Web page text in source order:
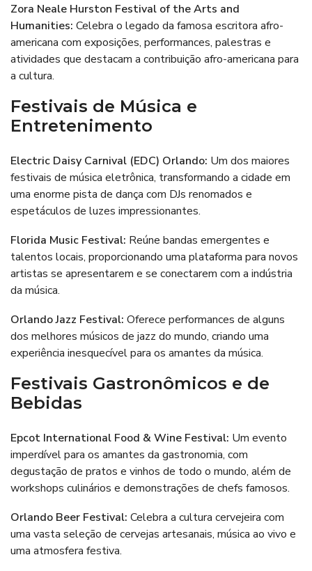
Zora Neale Hurston Festival of the Arts and
Humanities: Celebra o legado da famosa escritora afro-
americana com exposições, performances, palestras e
atividades que destacam a contribuição afro-americana para
a cultura.
Festivais de Música e
Entretenimento
Electric Daisy Carnival (EDC) Orlando: Um dos maiores
festivais de música eletrônica, transformando a cidade em
uma enorme pista de dança com DJs renomados e
espetáculos de luzes impressionantes.
Florida Music Festival: Reúne bandas emergentes e
talentos locais, proporcionando uma plataforma para novos
artistas se apresentarem e se conectarem com a indústria
da música.
Orlando Jazz Festival: Oferece performances de alguns
dos melhores músicos de jazz do mundo, criando uma
experiência inesquecível para os amantes da música.
Festivais Gastronômicos e de
Bebidas
Epcot International Food & Wine Festival: Um evento
imperdível para os amantes da gastronomia, com
degustação de pratos e vinhos de todo o mundo, além de
workshops culinários e demonstrações de chefs famosos.
Orlando Beer Festival: Celebra a cultura cervejeira com
uma vasta seleção de cervejas artesanais, música ao vivo e
uma atmosfera festiva.